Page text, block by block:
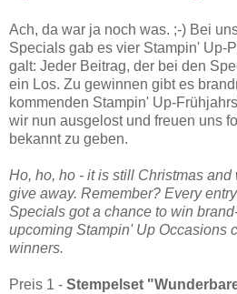
Ach, da war ja noch was. ;-) Bei
Specials gab es vier Stampin' Up-
galt: Jeder Beitrag, der bei den
ein Los. Zu gewinnen gibt es
kommenden Stampin' Up-
wir nun ausgelost und freuen uns
bekannt zu geben.
Ho, ho, ho - it is still Christmas
give away. Remember? Every
Specials got a chance to win
upcoming Stampin' Up Occasions
winners.
Preis 1 - Stempelset